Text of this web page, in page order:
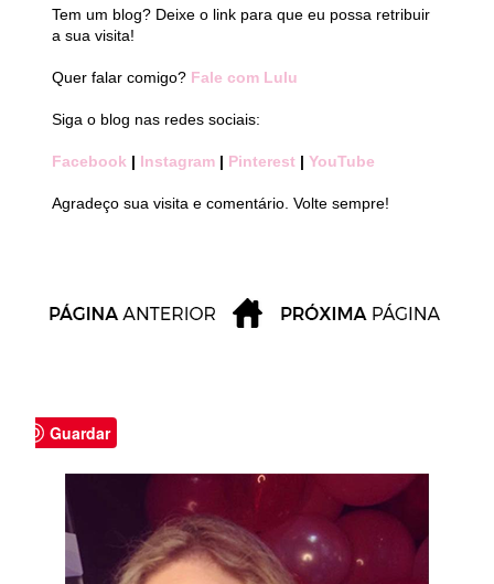
Tem um blog? Deixe o link para que eu possa retribuir
a sua visita!
Quer falar comigo? Fale com Lulu
Siga o blog nas redes sociais:
Facebook | Instagram | Pinterest | YouTube
Agradeço sua visita e comentário. Volte sempre!
Guardar